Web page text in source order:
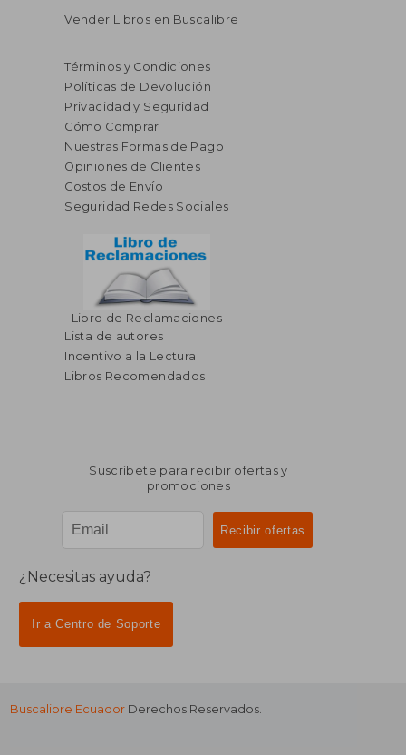
Vender Libros en Buscalibre
Términos y Condiciones
Políticas de Devolución
Privacidad y Seguridad
Cómo Comprar
Nuestras Formas de Pago
Opiniones de Clientes
Costos de Envío
Seguridad Redes Sociales
Libro de Reclamaciones
Lista de autores
Incentivo a la Lectura
Libros Recomendados
Suscríbete para recibir ofertas y
promociones
¿Necesitas ayuda?
Ir a Centro de Soporte
Buscalibre Ecuador Derechos Reservados.